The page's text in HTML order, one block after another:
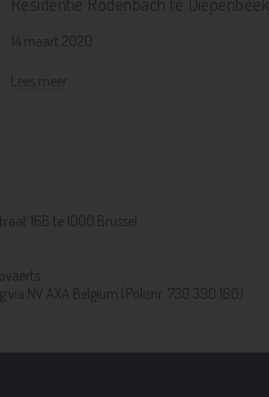
14 maart 2020
Lees meer
16B te 1000 Brussel
via NV AXA Belgium (Polisnr. 730.390.160)